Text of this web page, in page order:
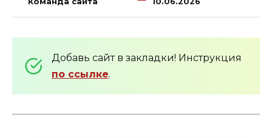
Добавь сайт в закладки! Инструкция
по ссылке.